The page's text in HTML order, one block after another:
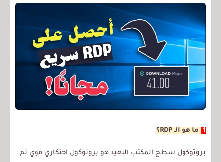
1- ما هو الـ RDP؟
بروتوكول سطح المكتب البعيد هو بروتوكول احتكاري قوي تم